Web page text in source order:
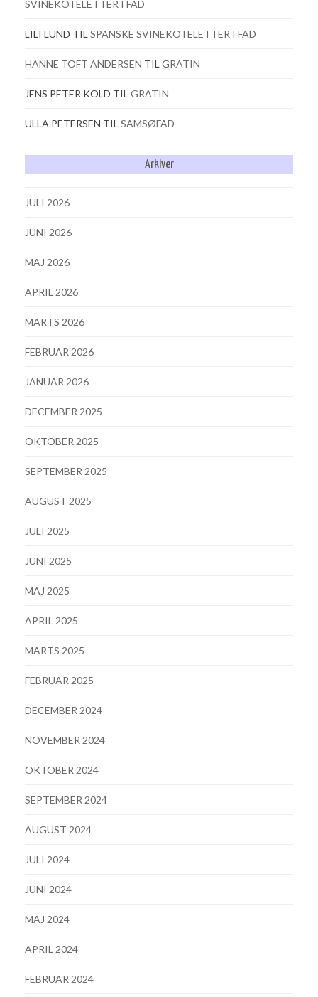
SVINEKOTELETTER I FAD
LILI LUND TIL SPANSKE SVINEKOTELETTER I FAD
HANNE TOFT ANDERSEN TIL GRATIN
JENS PETER KOLD TIL GRATIN
ULLA PETERSEN TIL SAMSØFAD
Arkiver
JULI 2026
JUNI 2026
MAJ 2026
APRIL 2026
MARTS 2026
FEBRUAR 2026
JANUAR 2026
DECEMBER 2025
OKTOBER 2025
SEPTEMBER 2025
AUGUST 2025
JULI 2025
JUNI 2025
MAJ 2025
APRIL 2025
MARTS 2025
FEBRUAR 2025
DECEMBER 2024
NOVEMBER 2024
OKTOBER 2024
SEPTEMBER 2024
AUGUST 2024
JULI 2024
JUNI 2024
MAJ 2024
APRIL 2024
FEBRUAR 2024